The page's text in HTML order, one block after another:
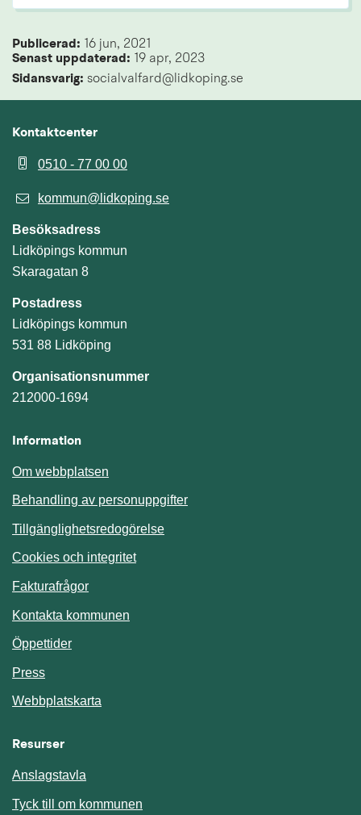
Publicerad:
16 jun, 2021
Senast uppdaterad:
19 apr, 2023
Sidansvarig: socialvalfard@lidkoping.se
Kontaktcenter
0510 - 77 00 00
kommun@lidkoping.se
Besöksadress
Lidköpings kommun
Skaragatan 8
Postadress
Lidköpings kommun
531 88 Lidköping
Organisationsnummer
212000-1694
Information
Om webbplatsen
Behandling av personuppgifter
Tillgänglighetsredogörelse
Cookies och integritet
Fakturafrågor
Kontakta kommunen
Öppettider
Press
Webbplatskarta
Resurser
Anslagstavla
Tyck till om kommunen